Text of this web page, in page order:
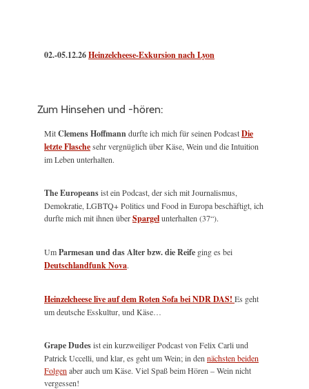
02.-05.12.26Heinzelcheese-Exkursion nach Lyon
Zum Hinsehen und -hören:
MitClemens Hoffmanndurfte ich mich für seinen PodcastDie
letzte Flaschesehr vergnüglich über Käse, Wein und die Intuition
im Leben unterhalten.
The Europeansist ein Podcast, der sich mit Journalismus,
Demokratie, LGBTQ+ Politics und Food in Europa beschäftigt, ich
durfte mich mit ihnen überSpargelunterhalten (37“).
UmParmesan und das Alter bzw. die Reife ging es bei
Deutschlandfunk Nova.
Heinzelcheese live auf dem Roten Sofa bei NDR DAS! Es geht
um deutsche Esskultur, und Käse…
Grape Dudesist ein kurzweiliger Podcast von Felix Carli und
Patrick Uccelli, und klar, es geht um Wein; in den nächsten beiden
Folgen aber auch um Käse. Viel Spaß beim Hören – Wein nicht
vergessen!